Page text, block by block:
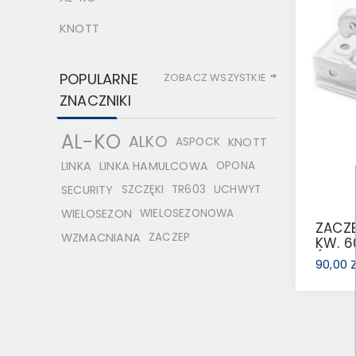
KW.
90,00
KNOTT
POPULARNE
ZNACZNIKI
AL-KO ALKO ASPOCK KNOTT
LINKA LINKA HAMULCOWA OPONA
SECURITY SZCZĘKI TR603 UCHWYT
WIELOSEZON WIELOSEZONOWA
WZMACNIANA ZACZEP
ZOBACZ WSZYSTKIE